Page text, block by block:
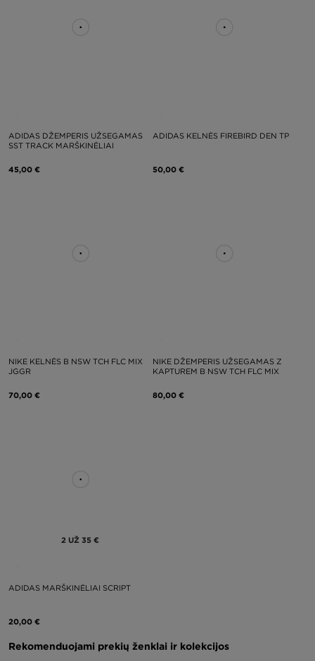
ADIDAS DŽEMPERIS UŽSEGAMAS
SST TRACK MARŠKINĖLIAI
45,00 €
ADIDAS KELNĖS FIREBIRD DEN TP
50,00 €
NIKE KELNĖS B NSW TCH FLC MIX
JGGR
70,00 €
NIKE DŽEMPERIS UŽSEGAMAS Z
KAPTUREM B NSW TCH FLC MIX
80,00 €
2 UŽ 35 €
ADIDAS MARŠKINĖLIAI SCRIPT
20,00 €
Rekomenduojami prekių ženklai ir kolekcijos